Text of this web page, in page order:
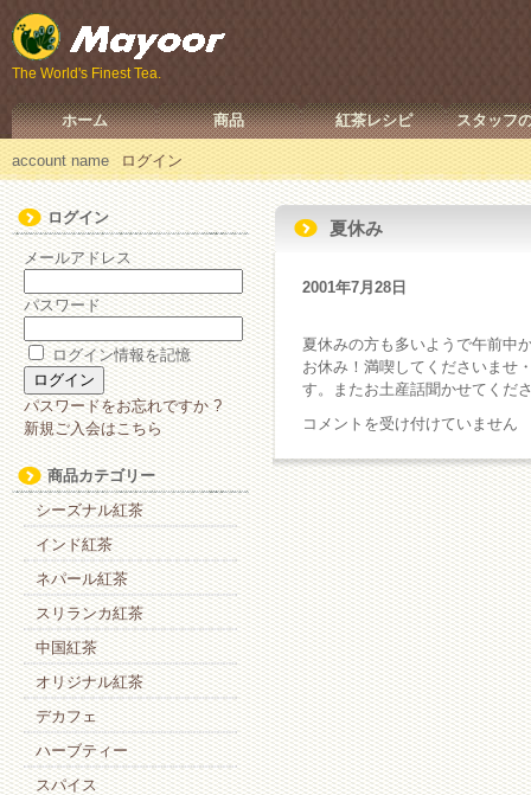
The World's Finest Tea.
ホーム 商品 紅茶レシピ スタッフ
account name ログイン
ログイン
メールアドレス
パスワード
ログイン情報を記憶
パスワードをお忘れですか ?
新規ご入会はこちら
商品カテゴリー
シーズナル紅茶
インド紅茶
ネパール紅茶
スリランカ紅茶
中国紅茶
オリジナル紅茶
デカフェ
ハーブティー
スパイス
夏休み
2001年7月28日
夏休みの方も多いようで午前中
お休み！満喫してくださいませ
す。またお土産話聞かせてくだ
夏
み
は
コメントを受け付けていません